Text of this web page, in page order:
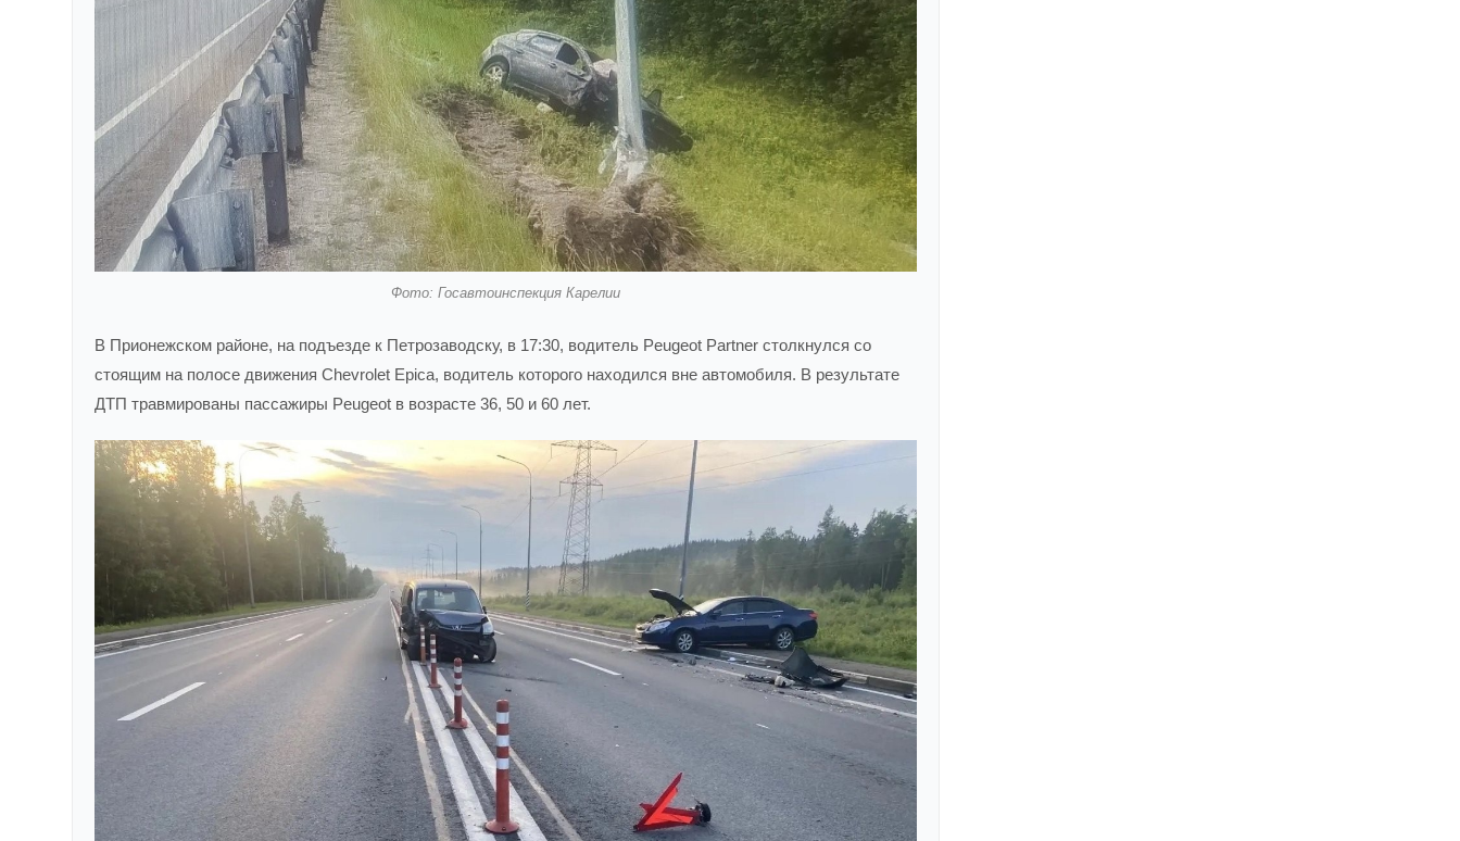
Фото: Госавтоинспекция Карелии
В Прионежском районе, на подъезде к Петрозаводску, в 17:30, водитель Peugeot Partner столкнулся со
стоящим на полосе движения Chevrolet Epica, водитель которого находился вне автомобиля. В результате
ДТП травмированы пассажиры Peugeot в возрасте 36, 50 и 60 лет.